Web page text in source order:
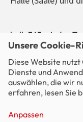
halle365 - Jeden
Sport, Kino,
Veranstaltungen im
Unsere Cookie-
Diese Website nutzt
Dienste und
auswählen, die wir
erfahren, lesen Sie
Anpassen